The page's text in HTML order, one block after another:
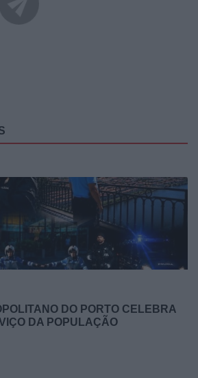
DO PORTO CELEBRA
DA POPULAÇÃO